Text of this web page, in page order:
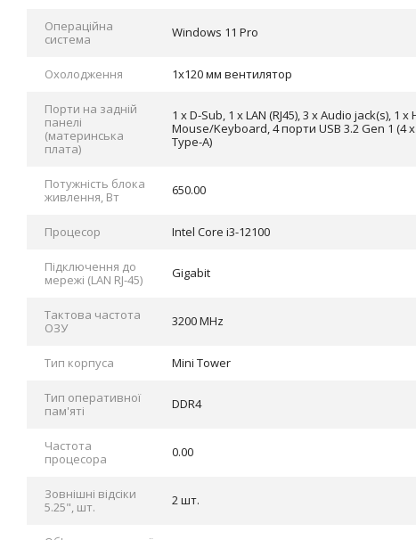
Операційна
система
Windows 11 Pro
Охолодження 1x120 мм вентилятор
Порти на задній
панелі
(материнська
плата)
1 x D-Sub, 1 x LAN (RJ45), 3 x Audio jack(s), 1 x
Mouse/Keyboard, 4 порти USB 3.2 Gen 1 (4
Type-A)
Потужність блока
живлення, Вт
650.00
Процесор Intel Core i3-12100
Підключення до
мережі (LAN RJ-45)
Gigabit
Тактова частота
ОЗУ
3200 MHz
Тип корпуса Mini Tower
Тип оперативної
пам'яті
DDR4
Частота
процесора
0.00
Зовнішні відсіки
5.25", шт.
2 шт.